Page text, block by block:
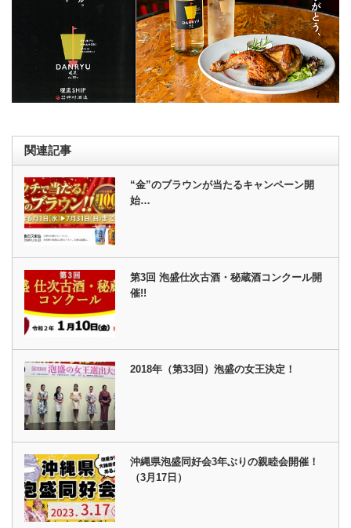
関連記事
“金”のブラウンが当たるキャンペーン開
始…
第3回 泡盛仕次古酒・秘蔵酒コンクール開
催!!
2018年（第33回）泡盛の女王決定！
沖縄県泡盛同好会3年ぶりの親睦会開催！
（3月17日）